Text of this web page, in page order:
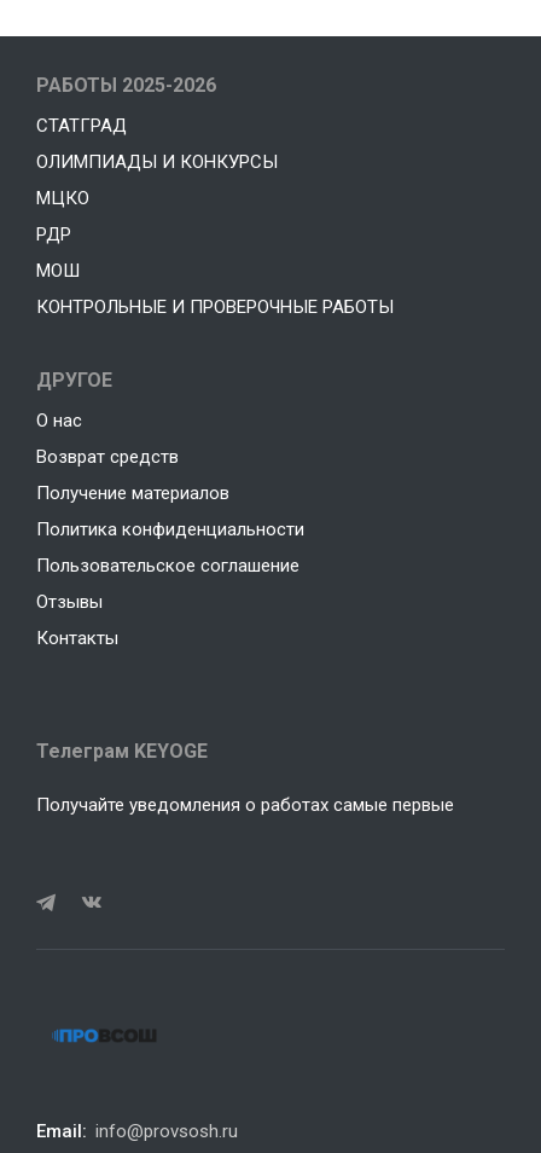
РАБОТЫ 2025-2026
СТАТГРАД
ОЛИМПИАДЫ И КОНКУРСЫ
МЦКО
РДР
МОШ
КОНТРОЛЬНЫЕ И ПРОВЕРОЧНЫЕ РАБОТЫ
ДРУГОЕ
О нас
Возврат средств
Получение материалов
Политика конфиденциальности
Пользовательское соглашение
Отзывы
Контакты
Телеграм KEYOGE
Получайте уведомления о работах самые первые
Email: info@provsosh.ru